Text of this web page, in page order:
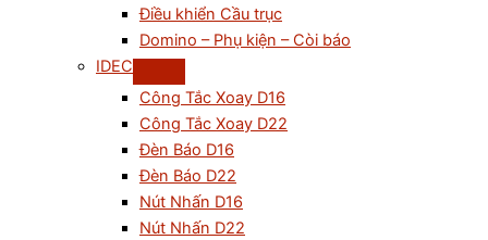
Điều khiển Cầu trục
Domino – Phụ kiện – Còi báo
IDEC
Công Tắc Xoay D16
Công Tắc Xoay D22
Đèn Báo D16
Đèn Báo D22
Nút Nhấn D16
Nút Nhấn D22